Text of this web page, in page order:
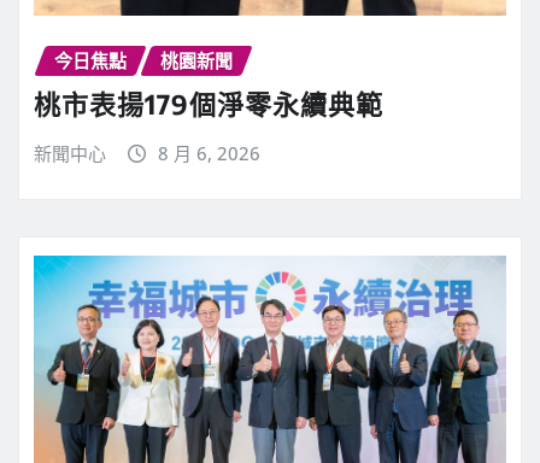
今日焦點 桃園新聞
桃市表揚179個淨零永續典範
新聞中心 8 月 6, 2026